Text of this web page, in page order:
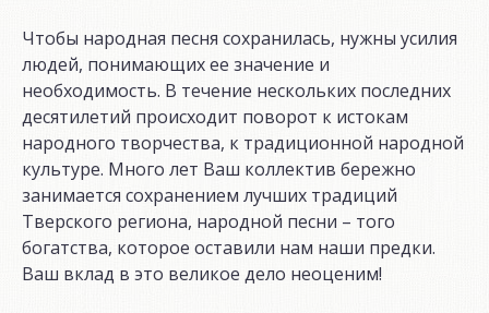
Чтобы народная песня сохранилась, нужны усилия
людей, понимающих ее значение и
необходимость. В течение нескольких последних
десятилетий происходит поворот к истокам
народного творчества, к традиционной народной
культуре. Много лет Ваш коллектив бережно
занимается сохранением лучших традиций
Тверского региона, народной песни – того
богатства, которое оставили нам наши предки.
Ваш вклад в это великое дело неоценим!